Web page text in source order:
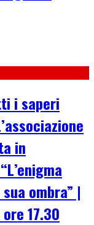
i saperi
in
ombra” |
17.30